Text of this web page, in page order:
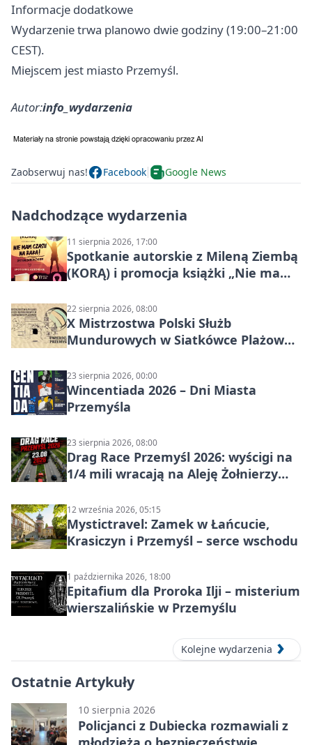
Informacje dodatkowe
Wydarzenie trwa planowo dwie godziny (19:00–21:00
CEST).
Miejscem jest miasto Przemyśl.
Autor:info_wydarzenia
Zaobserwuj nas! Facebook Google News
Nadchodzące wydarzenia
11 sierpnia 2026, 17:00
Spotkanie autorskie z Mileną Ziembą
(KORĄ) i promocja książki „Nie mam
22 sierpnia 2026, 08:00
X Mistrzostwa Polski Służb
Mundurowych w Siatkówce Plażowej
23 sierpnia 2026, 00:00
Wincentiada 2026 – Dni Miasta
Przemyśla
23 sierpnia 2026, 08:00
Drag Race Przemyśl 2026: wyścigi na
1/4 mili wracają na Aleję Żołnierzy
12 września 2026, 05:15
Mystictravel: Zamek w Łańcucie,
Krasiczyn i Przemyśl – serce wschodu
1 października 2026, 18:00
Epitafium dla Proroka Ilji – misterium
wierszalińskie w Przemyślu
Kolejne wydarzenia
Ostatnie Artykuły
10 sierpnia 2026
Policjanci z Dubiecka rozmawiali z